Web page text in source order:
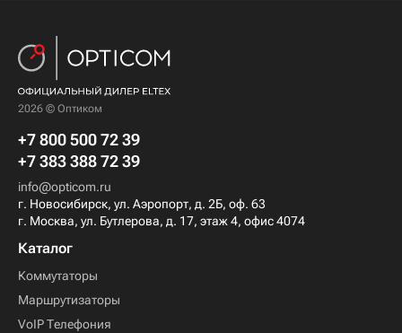
2026 © Оптиком
+7 800 500 72 39
+7 383 388 72 39
info@opticom.ru
г. Новосибирск, ул. Аэропорт, д. 2Б, оф. 63
г. Москва, ул. Бутлерова, д. 17, этаж 4, офис 4074
Каталог
Коммутаторы
Маршрутизаторы
VoIP Телефония